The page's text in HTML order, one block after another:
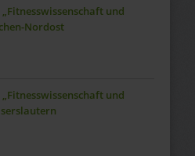
und
Nordost
und